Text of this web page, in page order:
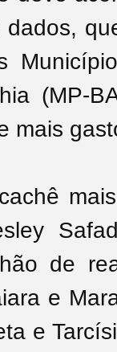
dados,
(MP-
mais
de
e
e